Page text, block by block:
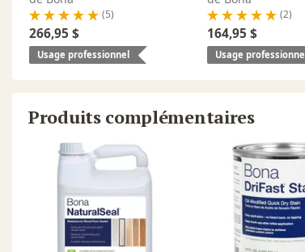
(5)
266,95 $
Usage professionnel
(2)
164,95 $
Usage professionnel
Produits complémentaires